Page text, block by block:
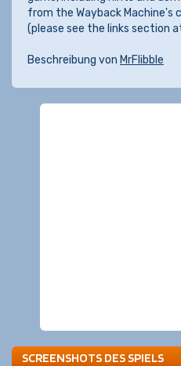
from the Wayback
(please see the links section
Beschreibung von MrFlibble
SCREENSHOTS DES SPIELS